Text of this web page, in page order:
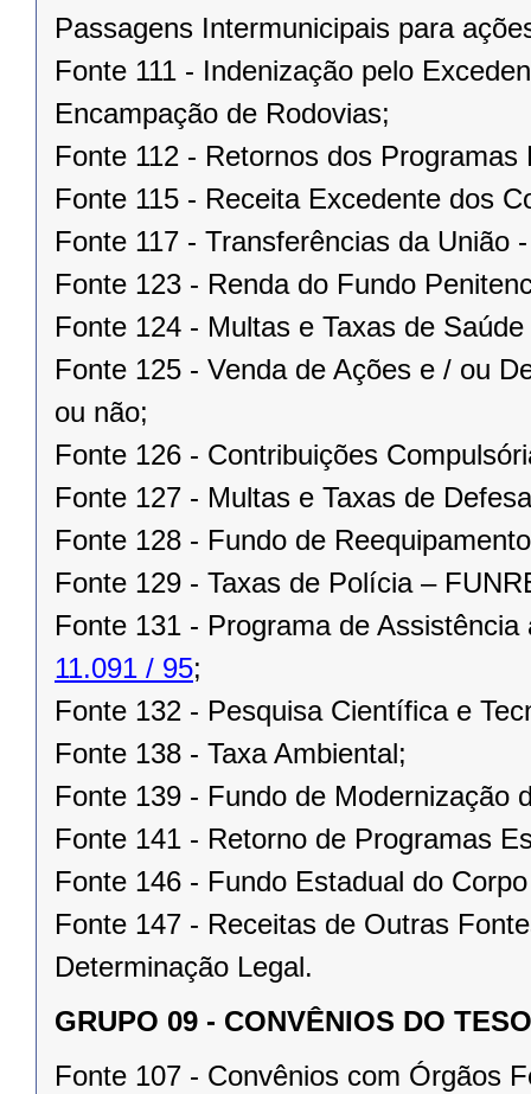
Passagens Intermunicipais para
Fonte 111 - Indenização pelo
Encampação de Rodovias;
Fonte 112 - Retornos dos
Fonte 115 - Receita Excedente dos
Fonte 117 - Transferências da União
Fonte 123 - Renda do Fundo
Fonte 124 - Multas e Taxas de
Fonte 125 - Venda de Ações e / ou
ou não;
Fonte 126 - Contribuições
Fonte 127 - Multas e Taxas de
Fonte 128 - Fundo de
Fonte 129 - Taxas de Polícia –
Fonte 131 - Programa de
11.091 / 95;
Fonte 132 - Pesquisa Científica e
Fonte 138 - Taxa Ambiental;
Fonte 139 - Fundo de Modernização
Fonte 141 - Retorno de Programas
Fonte 146 - Fundo Estadual do
Fonte 147 - Receitas de Outras
Determinação Legal.
GRUPO 09 - CONVÊNIOS DO
Fonte 107 - Convênios com Órgãos